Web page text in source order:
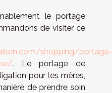
le portage
de visiter ce
shopping/portage-
. Le portage de
pour les mères,
de prendre soin